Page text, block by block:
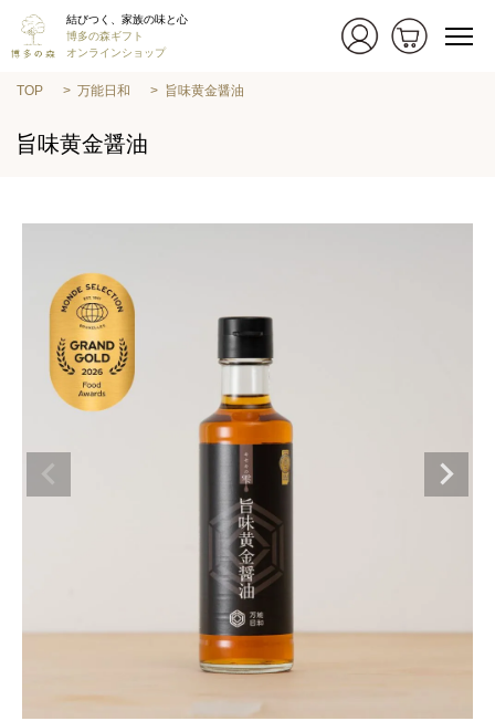
結びつく、家族の味と心
博多の森ギフト
オンラインショップ
TOP 万能日和 旨味黄金醤油
旨味黄金醤油